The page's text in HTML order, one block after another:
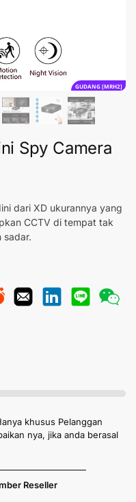
GUDANG [MRH2]
Spy Camera
dari XD ukurannya yang
CCTV di tempat tak
sadar.
khusus Pelanggan
nya, jika anda berasal
Reseller